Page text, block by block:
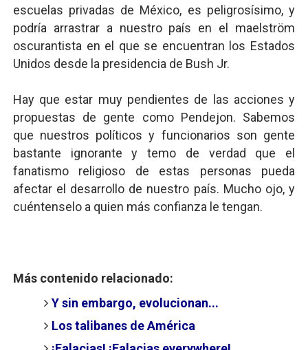
escuelas privadas de México, es peligrosísimo, y
podría arrastrar a nuestro país en el maelström
oscurantista en el que se encuentran los Estados
Unidos desde la presidencia de Bush Jr.
Hay que estar muy pendientes de las acciones y
propuestas de gente como Pendejon. Sabemos
que nuestros políticos y funcionarios son gente
bastante ignorante y temo de verdad que el
fanatismo religioso de estas personas pueda
afectar el desarrollo de nuestro país. Mucho ojo, y
cuéntenselo a quien más confianza le tengan.
Más contenido relacionado:
Y sin embargo, evolucionan...
Los talibanes de América